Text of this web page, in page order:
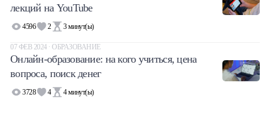
лекций на YouTube
4596 2 3 минут(ы)
07 ФЕВ 2024 · ОБРАЗОВАНИЕ
Онлайн-образование: на кого учиться, цена
вопроса, поиск денег
3728 4 4 минут(ы)